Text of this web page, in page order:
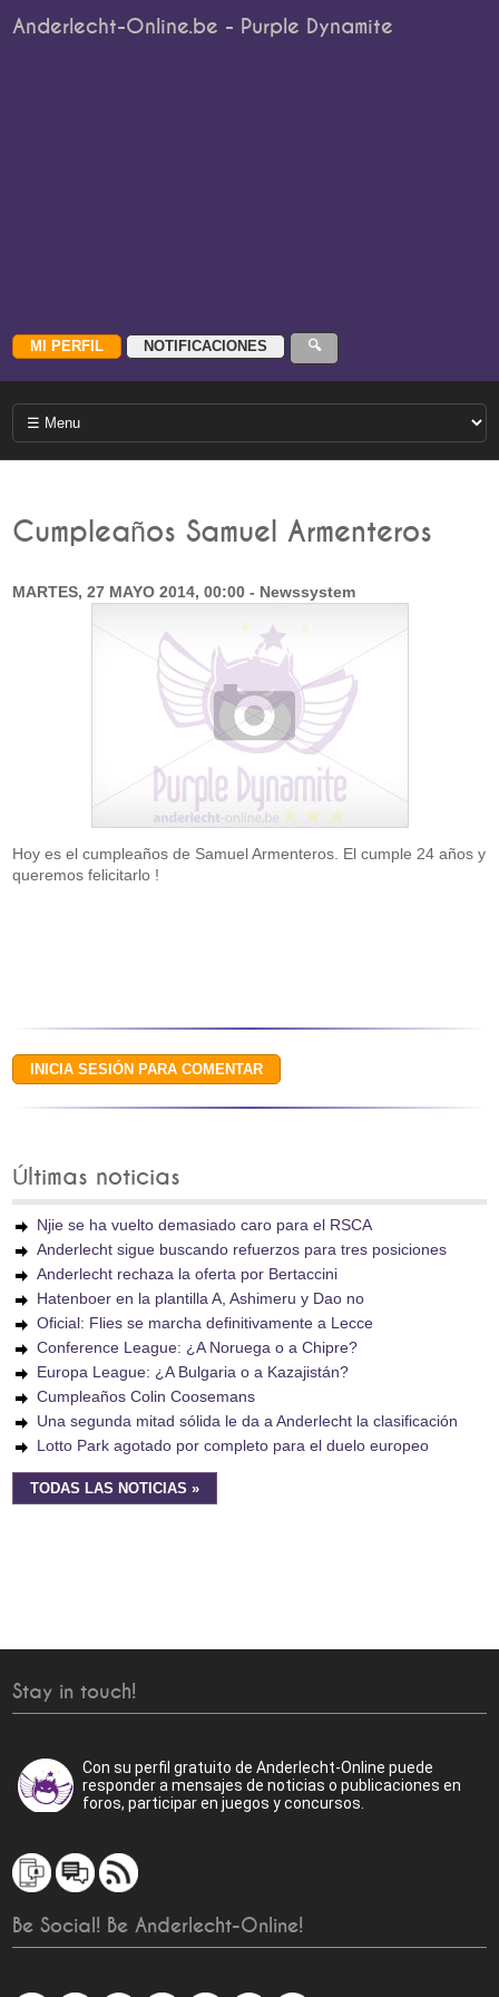
Anderlecht-Online.be - Purple Dynamite
Cumpleaños Samuel Armenteros
MARTES, 27 MAYO 2014, 00:00 - Newssystem
Hoy es el cumpleaños de Samuel Armenteros. El cumple 24 años y
queremos felicitarlo !
Últimas noticias
Njie se ha vuelto demasiado caro para el RSCA
Anderlecht sigue buscando refuerzos para tres posiciones
Anderlecht rechaza la oferta por Bertaccini
Hatenboer en la plantilla A, Ashimeru y Dao no
Oficial: Flies se marcha definitivamente a Lecce
Conference League: ¿A Noruega o a Chipre?
Europa League: ¿A Bulgaria o a Kazajistán?
Cumpleaños Colin Coosemans
Una segunda mitad sólida le da a Anderlecht la clasificación
Lotto Park agotado por completo para el duelo europeo
TODAS LAS NOTICIAS »
Stay in touch!
Con su perfil gratuito de Anderlecht-Online puede
responder a mensajes de noticias o publicaciones en
foros, participar en juegos y concursos.
Be Social! Be Anderlecht-Online!